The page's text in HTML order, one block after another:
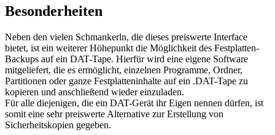
Besonderheiten
Neben den vielen Schmankerln, die dieses preiswerte Interface
bietet, ist ein weiterer Höhepunkt die Möglichkeit des Festplatten-
Backups auf ein DAT-Tape. Hierfür wird eine eigene Software
mitgeliefert, die es ermöglicht, einzelnen Programme, Ordner,
Partitionen oder ganze Festplatteninhalte auf ein .DAT-Tape zu
kopieren und anschließend wieder einzuladen.
Für alle diejenigen, die ein DAT-Gerät ihr Eigen nennen dürfen, ist
somit eine sehr preiswerte Alternative zur Erstellung von
Sicherheitskopien gegeben.